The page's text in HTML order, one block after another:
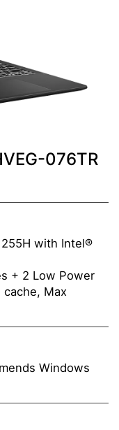
076TR
with Intel®
+ 2 Low Power
Max
Windows